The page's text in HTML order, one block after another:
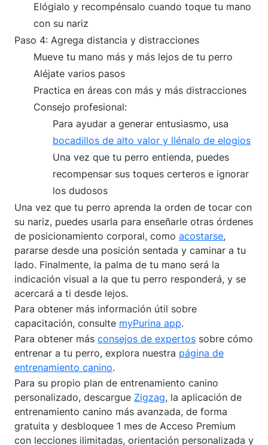
Elógialo y recompénsalo cuando toque tu mano
con su nariz
Paso 4: Agrega distancia y distracciones
Mueve tu mano más y más lejos de tu perro
Aléjate varios pasos
Practica en áreas con más y más distracciones
Consejo profesional:
Para ayudar a generar entusiasmo, usa
bocadillos de alto valor y llénalo de elogios
Una vez que tu perro entienda, puedes
recompensar sus toques certeros e ignorar
los dudosos
Una vez que tu perro aprenda la orden de tocar con
su nariz, puedes usarla para enseñarle otras órdenes
de posicionamiento corporal, como acostarse,
pararse desde una posición sentada y caminar a tu
lado. Finalmente, la palma de tu mano será la
indicación visual a la que tu perro responderá, y se
acercará a ti desde lejos.
Para obtener más información útil sobre
capacitación, consulte myPurina app.
Para obtener más consejos de expertos sobre cómo
entrenar a tu perro, explora nuestra página de
entrenamiento canino.
Para su propio plan de entrenamiento canino
personalizado, descargue Zigzag, la aplicación de
entrenamiento canino más avanzada, de forma
gratuita y desbloquee 1 mes de Acceso Premium
con lecciones ilimitadas, orientación personalizada y